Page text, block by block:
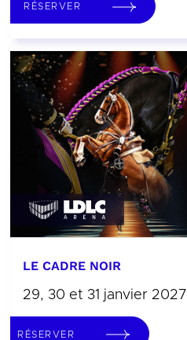
RÉSERVER
LE CADRE NOIR
29, 30 et 31 janvier 2027
RÉSERVER